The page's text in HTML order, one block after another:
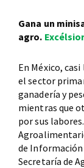
Gana un
agro.
En México,
el sector
ganadería y
mientras que
por sus
de Información
Secretaría de